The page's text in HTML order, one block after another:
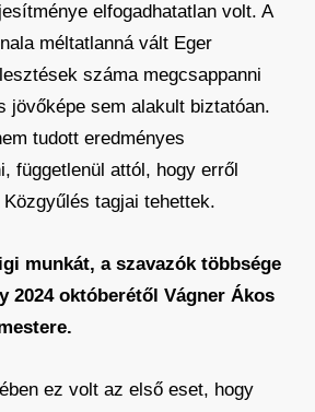
elfogadhatatlan volt. A
méltatlanná vált Eger
száma megcsappanni
jövőképe sem alakult biztatóan.
tudott eredményes
függetlenül attól, hogy erről
tagjai tehettek.
munkát, a szavazók többsége
2024 októberétől Vágner Ákos
ez volt az első eset, hogy